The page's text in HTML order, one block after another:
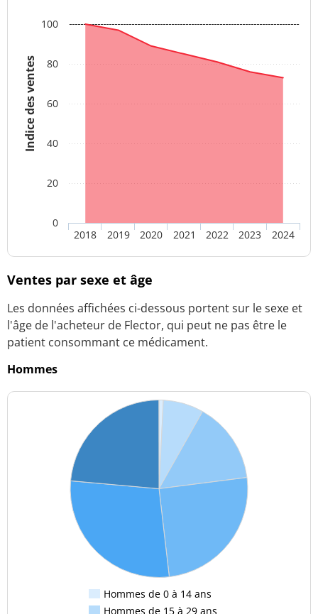
Indice des ventes
2018 2019 2020 2021 2022 2023 2024
0
20
40
60
80
100
Ventes par sexe et âge
Les données affichées ci-dessous portent sur le sexe et
l'âge de l'acheteur de Flector, qui peut ne pas être le
patient consommant ce médicament.
Hommes
Hommes de 0 à 14 ans
Hommes de 15 à 29 ans